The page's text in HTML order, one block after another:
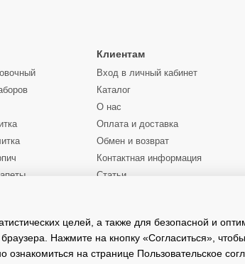
Клиентам
Вход в личный кабинет
Каталог
О нас
Оплата и доставка
Обмен и возврат
Контактная информация
Статьи
целей, а также для безопасной и
Нажмите на кнопку «Согласиться»,
ознакомиться на странице Пользовательское